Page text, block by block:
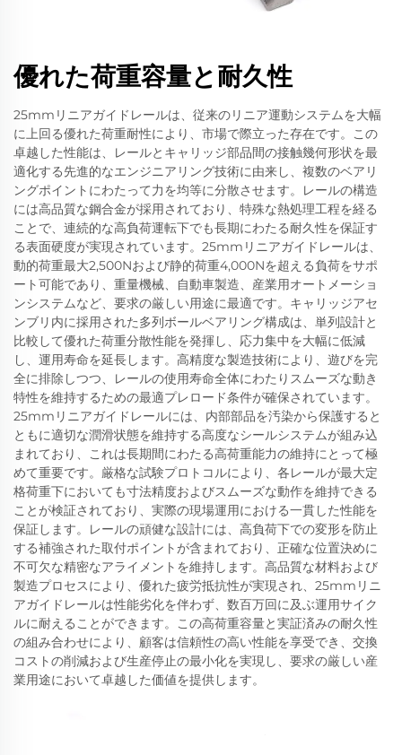
優れた荷重容量と耐久性
25mmリニアガイドレールは、従来のリニア運動システムを大幅
に上回る優れた荷重耐性により、市場で際立った存在です。この
卓越した性能は、レールとキャリッジ部品間の接触幾何形状を最
適化する先進的なエンジニアリング技術に由来し、複数のベアリ
ングポイントにわたって力を均等に分散させます。レールの構造
には高品質な鋼合金が採用されており、特殊な熱処理工程を経る
ことで、連続的な高負荷運転下でも長期にわたる耐久性を保証す
る表面硬度が実現されています。25mmリニアガイドレールは、
動的荷重最大2,500Nおよび静的荷重4,000Nを超える負荷をサポ
ート可能であり、重量機械、自動車製造、産業用オートメーショ
ンシステムなど、要求の厳しい用途に最適です。キャリッジアセ
ンブリ内に採用された多列ボールベアリング構成は、単列設計と
比較して優れた荷重分散性能を発揮し、応力集中を大幅に低減
し、運用寿命を延長します。高精度な製造技術により、遊びを完
全に排除しつつ、レールの使用寿命全体にわたりスムーズな動き
特性を維持するための最適プレロード条件が確保されています。
25mmリニアガイドレールには、内部部品を汚染から保護すると
ともに適切な潤滑状態を維持する高度なシールシステムが組み込
まれており、これは長期間にわたる高荷重能力の維持にとって極
めて重要です。厳格な試験プロトコルにより、各レールが最大定
格荷重下においても寸法精度およびスムーズな動作を維持できる
ことが検証されており、実際の現場運用における一貫した性能を
保証します。レールの頑健な設計には、高負荷下での変形を防止
する補強された取付ポイントが含まれており、正確な位置決めに
不可欠な精密なアライメントを維持します。高品質な材料および
製造プロセスにより、優れた疲労抵抗性が実現され、25mmリニ
アガイドレールは性能劣化を伴わず、数百万回に及ぶ運用サイク
ルに耐えることができます。この高荷重容量と実証済みの耐久性
の組み合わせにより、顧客は信頼性の高い性能を享受でき、交換
コストの削減および生産停止の最小化を実現し、要求の厳しい産
業用途において卓越した価値を提供します。